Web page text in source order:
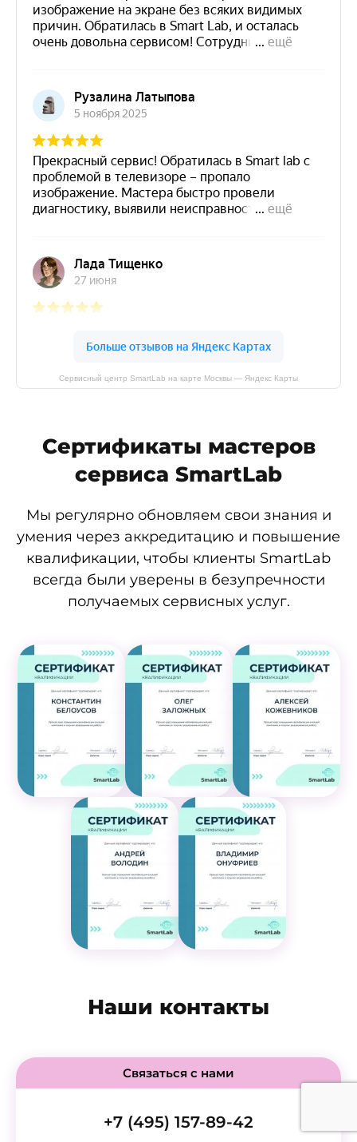
Сервисный центр SmartLab на карте Москвы — Яндекс Карты
Сертификаты мастеров
сервиса SmartLab
Мы регулярно обновляем свои знания и
умения через аккредитацию и повышение
квалификации, чтобы клиенты SmartLab
всегда были уверены в безупречности
получаемых сервисных услуг.
Наши контакты
Связаться с нами
+7 (495) 157-89-42